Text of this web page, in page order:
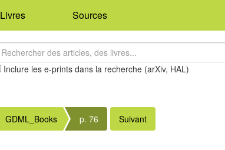
Livres Sources
Inclure les e-prints dans la recherche (arXiv, HAL)
GDML_Books p. 76 Suivant